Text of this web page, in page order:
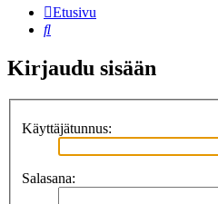
Etusivu
Etsi
Kirjaudu sisään
Käyttäjätunnus:
Salasana: